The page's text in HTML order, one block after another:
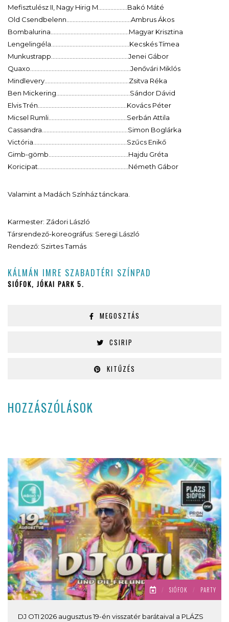
Mefisztulész II, Nagy Hirig M……………….Bakó Máté
Old Csendbelenn……………………………………Ambrus Ákos
Bombalurina……………………………………………Magyar Krisztina
Lengelingéla……………………………………………Kecskés Tímea
Munkustrapp…………………………………………..Jenei Gábor
Quaxo………………………………………………………..Jenővári Miklós
Mindlevery……………………………………………….Zsitva Réka
Ben Mickering…………………………………………Sándor Dávid
Elvis Trén………………………………………………….Kovács Péter
Micsel Rumli……………………………………………Serbán Attila
Cassandra………………………………………………..Simon Boglárka
Victória…………………………………………………….Szűcs Enikő
Gimb-gömb…………………………………………….Hajdu Gréta
Koricipat…………………………………………………..Németh Gábor
Valamint a Madách Színház tánckara.
Karmester: Zádori László
Társrendező-koreográfus: Seregi László
Rendező: Szirtes Tamás
KÁLMÁN IMRE SZABADTÉRI SZÍNPAD
SIÓFOK, JÓKAI PARK 5.
MEGOSZTÁS
CSIRIP
KITŰZÉS
HOZZÁSZÓLÁSOK
/ SIÓFOK / PARTY
DJ OTI 2026 augusztus 19-én visszatér barátaival a PLÁZS